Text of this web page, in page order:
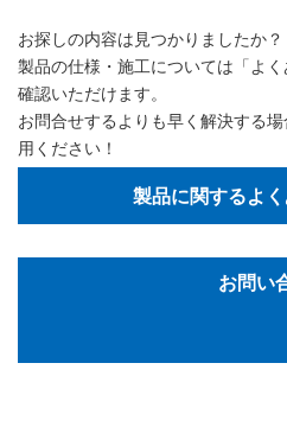
お探しの内容は見つかりましたか？
製品の仕様・施工については「よ
確認いただけます。
お問合せするよりも早く解決する
用ください！
製品に関するよ
お問い